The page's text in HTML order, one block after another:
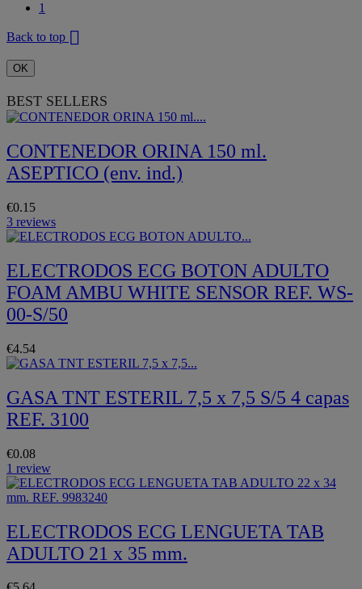
1
Back to top 
OK
BEST SELLERS
CONTENEDOR ORINA 150 ml.
ASEPTICO (env. ind.)
€0.15
3 reviews
ELECTRODOS ECG BOTON ADULTO
FOAM AMBU WHITE SENSOR REF. WS-
00-S/50
€4.54
GASA TNT ESTERIL 7,5 x 7,5 S/5 4 capas
REF. 3100
€0.08
1 review
ELECTRODOS ECG LENGUETA TAB
ADULTO 21 x 35 mm.